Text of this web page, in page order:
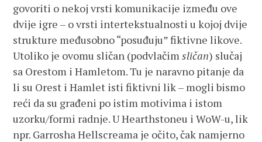
govoriti o nekoj vrsti komunikacije između ove
dvije igre – o vrsti intertekstualnosti u kojoj dvije
strukture međusobno “posuđuju” fiktivne likove.
Utoliko je ovomu sličan (podvlačimsličan) slučaj
sa Orestom i Hamletom. Tu je naravno pitanje da
li su Orest i Hamlet isti fiktivni lik – mogli bismo
reći da su građeni po istim motivima i istom
uzorku/formi radnje. U Hearthstoneu i WoW-u, lik
npr. Garrosha Hellscreama je očito, čak namjerno